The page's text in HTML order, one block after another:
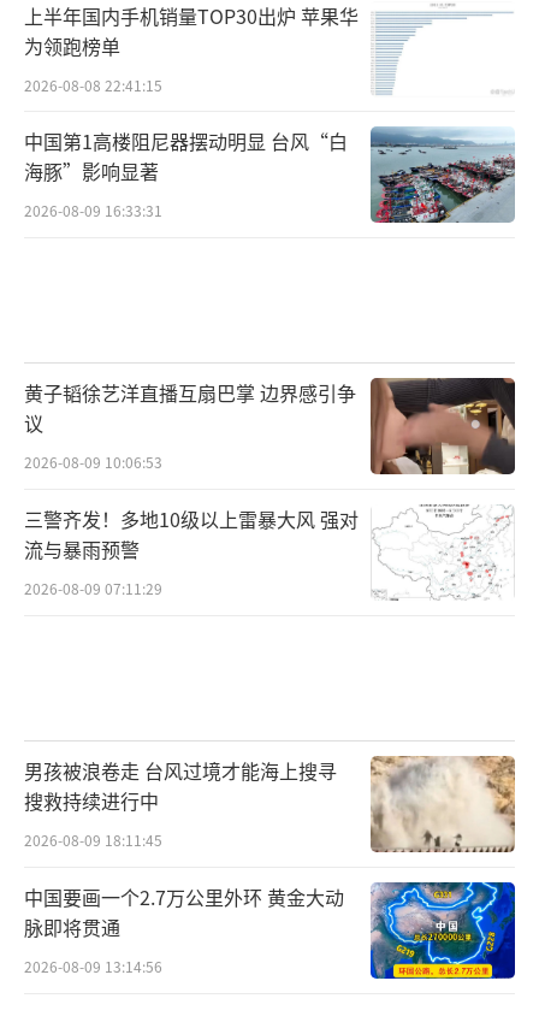
上半年国内手机销量TOP30出炉 苹果华
为领跑榜单
2026-08-08 22:41:15
中国第1高楼阻尼器摆动明显 台风“白
海豚”影响显著
2026-08-09 16:33:31
黄子韬徐艺洋直播互扇巴掌 边界感引争
议
2026-08-09 10:06:53
三警齐发！多地10级以上雷暴大风 强对
流与暴雨预警
2026-08-09 07:11:29
男孩被浪卷走 台风过境才能海上搜寻
搜救持续进行中
2026-08-09 18:11:45
中国要画一个2.7万公里外环 黄金大动
脉即将贯通
2026-08-09 13:14:56